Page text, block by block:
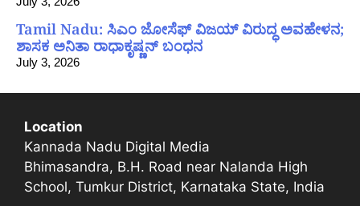
Tamil Nadu: ಸಿಎಂ ಜೋಸೆಫ್ ವಿಜಯ್ ವಿರುದ್ಧ ಅವಹೇಳನ;
ಶಾಸಕ ಅನಿತಾ ರಾಧಾಕೃಷ್ಣನ್ ಬಂಧನ
July 3, 2026
Location
Kannada Nadu Digital Media
Bhimasandra, B.H. Road near Nalanda High
School, Tumkur District, Karnataka State, India